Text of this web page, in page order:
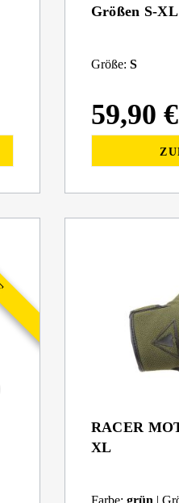
Größen S-XL
Größe: S
59,90
RACER
XL
Farbe: grün |